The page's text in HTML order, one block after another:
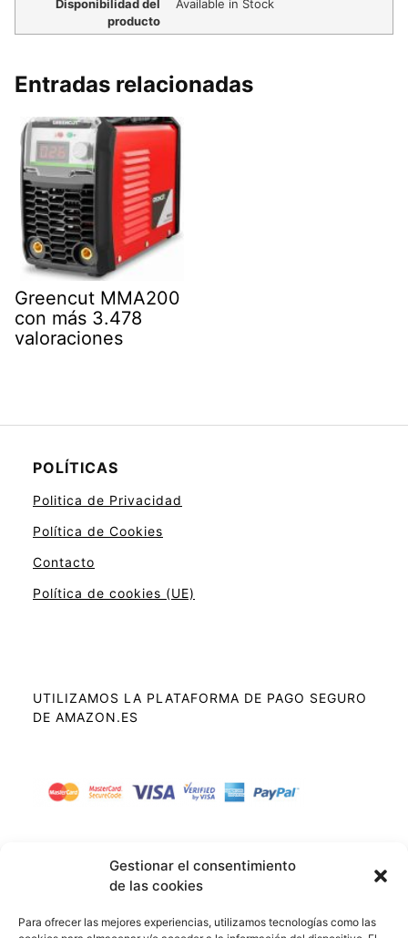
Gestionar el consentimiento
de las cookies
Para ofrecer las mejores experiencias, utilizamos tecnologías como las
Disponibilidad del
producto
Available in Stock
Entradas relacionadas
Greencut MMA200
con más 3.478
valoraciones
POLÍTICAS
Politica de Privacidad
Política de Cookies
Contacto
Política de cookies (UE)
UTILIZAMOS LA PLATAFORMA DE PAGO SEGURO
DE AMAZON.ES
ingresos por las compras adscritas que cumplen